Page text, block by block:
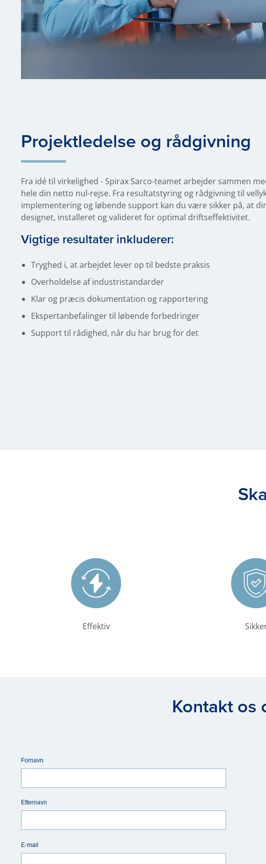
Projektledelse og rådgivning
Fra idé til virkelighed - Spirax Sarco-teamet arbejder sammen
hele din netto nul-rejse. Fra resultatstyring og rådgivning til
implementering og løbende support kan du være sikker på, at
designet, installeret og valideret for optimal driftseffektivitet.
Vigtige resultater inkluderer:
Tryghed i, at arbejdet lever op til bedste praksis
Overholdelse af industristandarder
Klar og præcis dokumentation og rapportering
Ekspertanbefalinger til løbende forbedringer
Support til rådighed, når du har brug for det
Effektiv
Kontakt os
Fornavn
Efternavn
E-mail